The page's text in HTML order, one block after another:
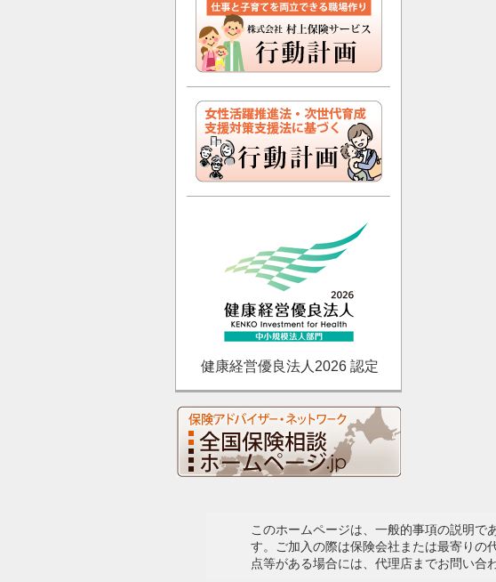
健康経営優良法人2026 認定
このホームページは、一般的事項の説明で
す。ご加入の際は保険会社または最寄りの
点等がある場合には、代理店までお問い合